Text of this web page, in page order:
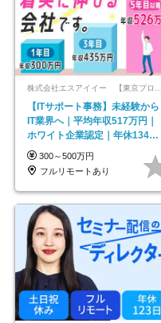
【ITサポート事務】未経験から
IT業界へ｜平均年収517万円｜
ホワイト企業認定｜年休134日
｜リモートOK
300～500万円
フルリモートあり